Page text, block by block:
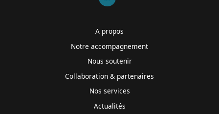
A propos
Notre accompagnement
Nous soutenir
Collaboration & partenaires
Nos services
Actualités